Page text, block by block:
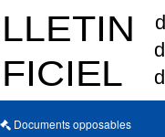
Documents opposables